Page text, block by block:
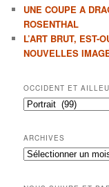
UNE COUPE A
ROSENTHAL
L’ART BRUT, EST-
NOUVELLES
OCCIDENT ET
Occident
ARCHIVES
Archives